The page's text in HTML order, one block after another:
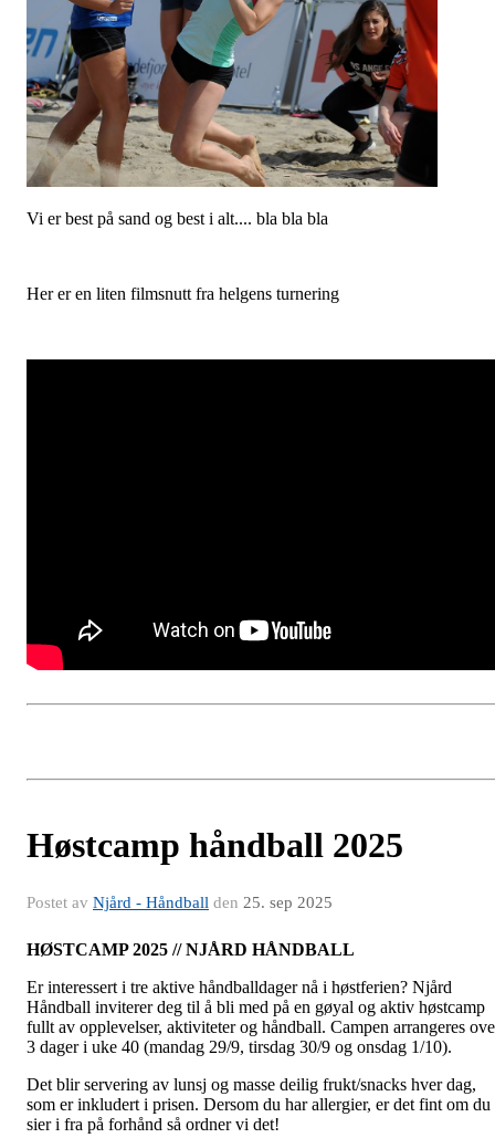
Vi er best på sand og best i alt.... bla bla bla
Her er en liten filmsnutt fra helgens turnering
Høstcamp håndball 2025
Postet av Njård - Håndball den 25. sep 2025
HØSTCAMP 2025 // NJÅRD HÅNDBALL
Er interessert i tre aktive håndballdager nå i høstferien? Njård
Håndball inviterer deg til å bli med på en gøyal og aktiv høstcamp
fullt av opplevelser, aktiviteter og håndball. Campen arrangeres
3 dager i uke 40 (mandag 29/9, tirsdag 30/9 og onsdag 1/10).
Det blir servering av lunsj og masse deilig frukt/snacks hver dag,
som er inkludert i prisen. Dersom du har allergier, er det fint om du
sier i fra på forhånd så ordner vi det!